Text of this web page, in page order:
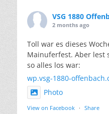
VSG 1880
2 months ago
Toll war es dieses
Mainuferfest. Aber lest
so alles los war:
wp.vsg-1880-
Photo
View on Facebook · Share